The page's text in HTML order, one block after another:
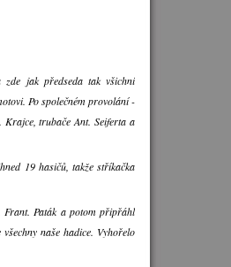
jak předseda tak všichni
Po společném provolání -
trubače Ant. Seiferta a
19 hasičů, takže stříkačka
Paták a potom připřáhl
naše hadice. Vyhořelo